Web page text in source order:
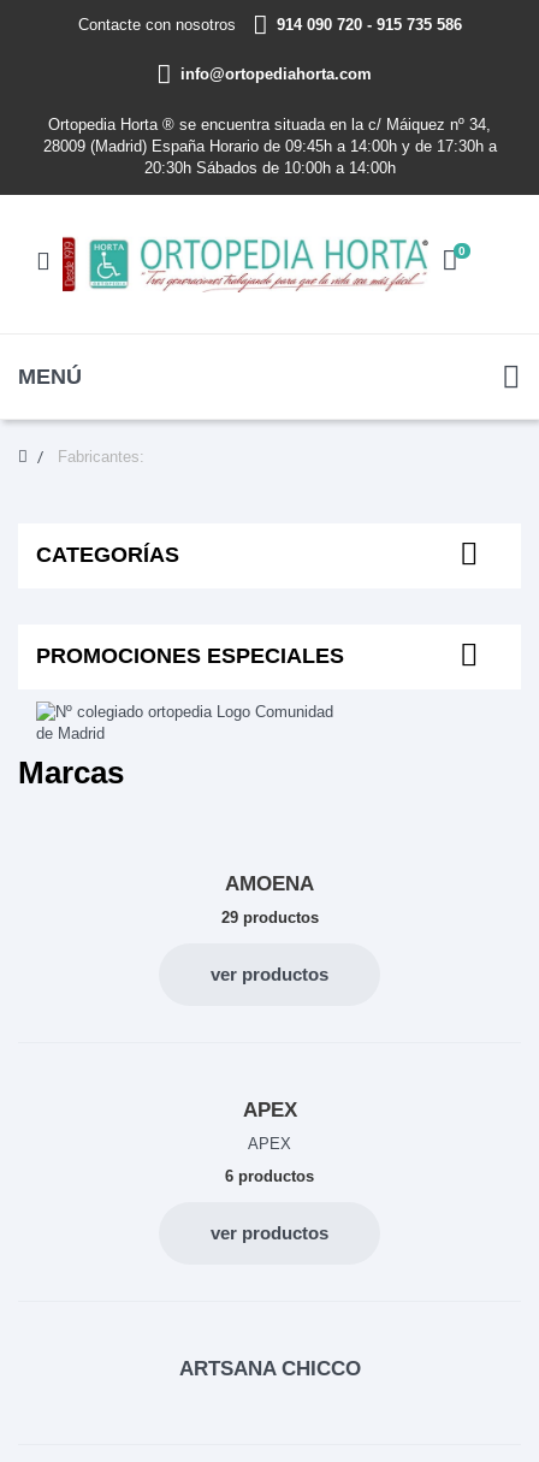
Contacte con nosotros 914 090 720 - 915 735 586
info@ortopediahorta.com
Ortopedia Horta ® se encuentra situada en la c/ Máiquez nº 34,
28009 (Madrid) España Horario de 09:45h a 14:00h y de 17:30h a
20:30h Sábados de 10:00h a 14:00h
0
MENÚ
Fabricantes:
CATEGORÍAS
PROMOCIONES ESPECIALES
Marcas
AMOENA
29 productos
ver productos
APEX
APEX
6 productos
ver productos
ARTSANA CHICCO